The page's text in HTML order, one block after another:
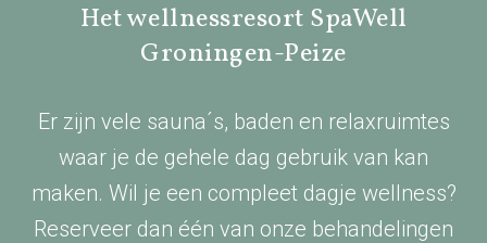
Het wellnessresort SpaWell
Groningen-Peize
Er zijn vele sauna´s, baden en relaxruimtes
waar je de gehele dag gebruik van kan
maken. Wil je een compleet dagje wellness?
Reserveer dan één van onze behandelingen